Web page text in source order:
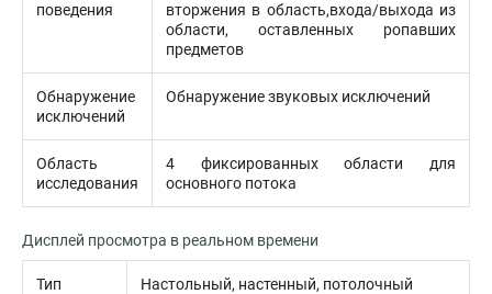
поведения
вторжения в область,входа/выхода из
области, оставленных ропавших
предметов
Обнаружение
исключений
Обнаружение звуковых исключений
Область
исследования
4 фиксированных области для
основного потока
Дисплей просмотра в реальном времени
Тип
Настольный, настенный, потолочный